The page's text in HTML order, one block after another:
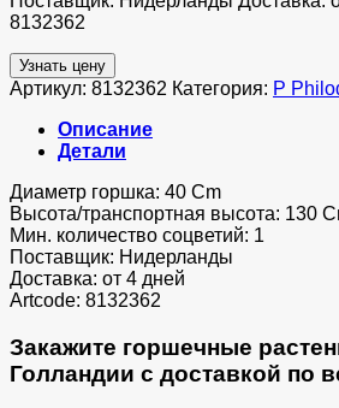
8132362
Узнать цену
Артикул: 8132362 Категория: P
Описание
Детали
Диаметр горшка: 40 Cm
Высота/транспортная высота: 130
Мин. количество соцветий: 1
Поставщик: Нидерланды
Доставка: от 4 дней
Artcode: 8132362
Закажите горшечные
Голландии с доставкой по